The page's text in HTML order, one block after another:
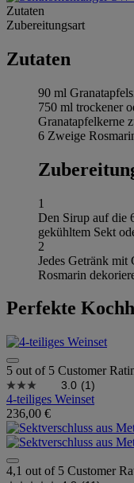
Zutaten
Zubereitungsart
Zutaten
90 ml
750 ml trockener
Granatapfelkerne
6 Zweige
1
Den Sirup auf die
gekühltem Sekt
2
Jedes Getränk mit
Rosmarin
Perfekte
5 out of 5 Customer
3.0 (1)
4-teiliges Weinset
236,00 €
4,1 out of 5 Customer